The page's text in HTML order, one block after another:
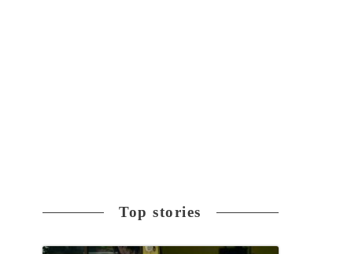
Top stories